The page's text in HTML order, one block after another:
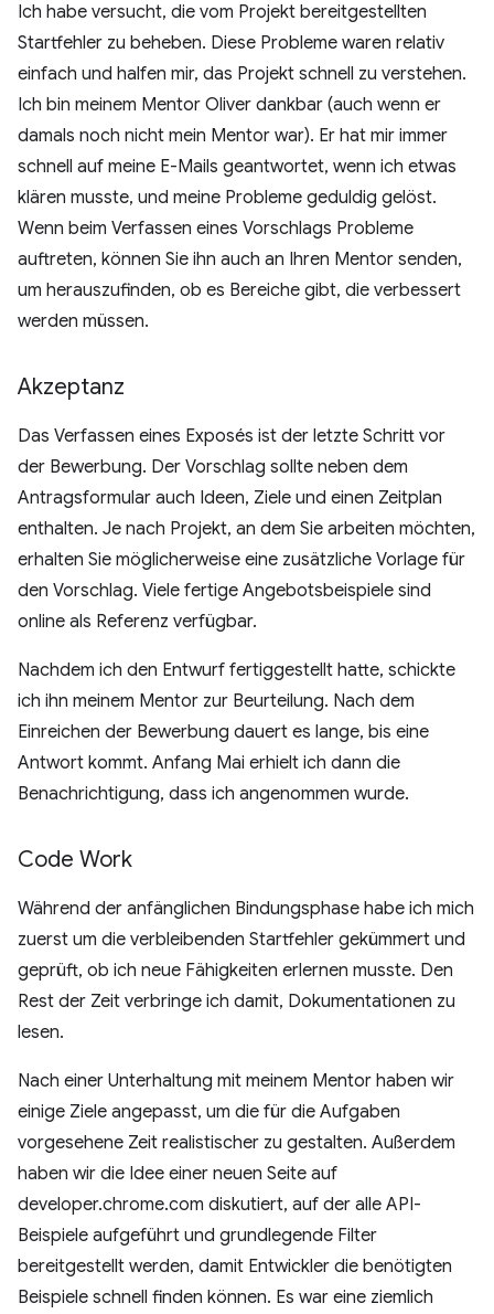
Ich habe versucht, die vom Projekt bereitgestellten
Startfehler zu beheben. Diese Probleme waren relativ
einfach und halfen mir, das Projekt schnell zu verstehen.
Ich bin meinem Mentor Oliver dankbar (auch wenn er
damals noch nicht mein Mentor war). Er hat mir immer
schnell auf meine E-Mails geantwortet, wenn ich etwas
klären musste, und meine Probleme geduldig gelöst.
Wenn beim Verfassen eines Vorschlags Probleme
auftreten, können Sie ihn auch an Ihren Mentor senden,
um herauszufinden, ob es Bereiche gibt, die verbessert
werden müssen.
Akzeptanz
Das Verfassen eines Exposés ist der letzte Schritt vor
der Bewerbung. Der Vorschlag sollte neben dem
Antragsformular auch Ideen, Ziele und einen Zeitplan
enthalten. Je nach Projekt, an dem Sie arbeiten möchten,
erhalten Sie möglicherweise eine zusätzliche Vorlage für
den Vorschlag. Viele fertige Angebotsbeispiele sind
online als Referenz verfügbar.
Nachdem ich den Entwurf fertiggestellt hatte, schickte
ich ihn meinem Mentor zur Beurteilung. Nach dem
Einreichen der Bewerbung dauert es lange, bis eine
Antwort kommt. Anfang Mai erhielt ich dann die
Benachrichtigung, dass ich angenommen wurde.
Code Work
Während der anfänglichen Bindungsphase habe ich mich
zuerst um die verbleibenden Startfehler gekümmert und
geprüft, ob ich neue Fähigkeiten erlernen musste. Den
Rest der Zeit verbringe ich damit, Dokumentationen zu
lesen.
Nach einer Unterhaltung mit meinem Mentor haben wir
einige Ziele angepasst, um die für die Aufgaben
vorgesehene Zeit realistischer zu gestalten. Außerdem
haben wir die Idee einer neuen Seite auf
developer.chrome.com diskutiert, auf der alle API-
Beispiele aufgeführt und grundlegende Filter
bereitgestellt werden, damit Entwickler die benötigten
Beispiele schnell finden können. Es war eine ziemlich